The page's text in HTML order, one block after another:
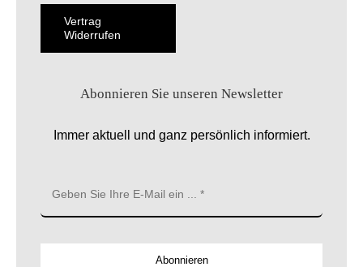
Vertrag
Widerrufen
Abonnieren Sie unseren Newsletter
Immer aktuell und ganz persönlich informiert.
Abonnieren